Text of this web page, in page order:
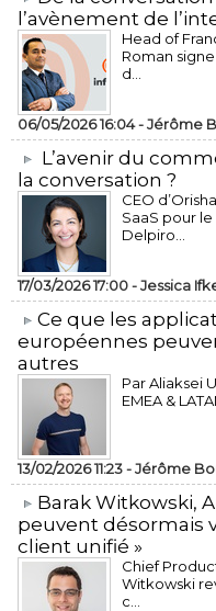
l’avènement de
Head of
Roman
d...
06/05/2026 16:04 -Jérôme
L’avenir du
la conversation ?
CEO
SaaS pour
Delpiro...
17/03/2026 17:00 -Jessica
​Ce que les
européennes
autres
Par Aliaksei
EMEA &
13/02/2026 11:23 -Jérôme
​Barak Witkowski,
peuvent désormais
client unifié »
Chief
Witkowski
c...